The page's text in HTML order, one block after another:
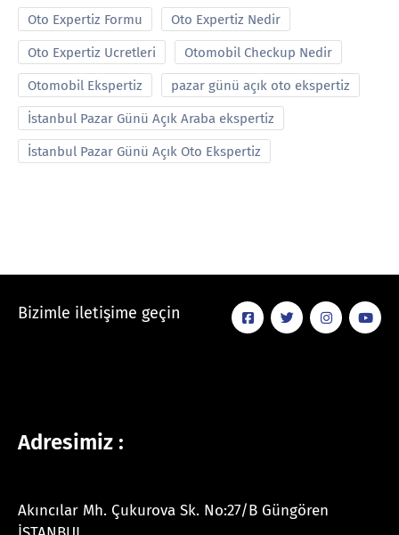
Oto Expertiz Formu Oto Expertiz Nedir
Oto Expertiz Ucretleri Otomobil Checkup Nedir
Otomobil Ekspertiz pazar günü açık oto ekspertiz
İstanbul Pazar Günü Açık Araba ekspertiz
İstanbul Pazar Günü Açık Oto Ekspertiz
Bizimle iletişime geçin
Adresimiz :
Akıncılar Mh. Çukurova Sk. No:27/B Güngören